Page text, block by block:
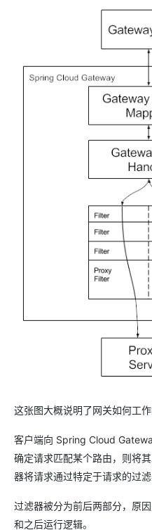
这张图大概说明了网关如何工作
客户端向 Spring Cloud
确定请求匹配某个路由，则将
器将请求通过特定于请求的过滤
过滤器被分为前后两部分，原
和之后运行逻辑。